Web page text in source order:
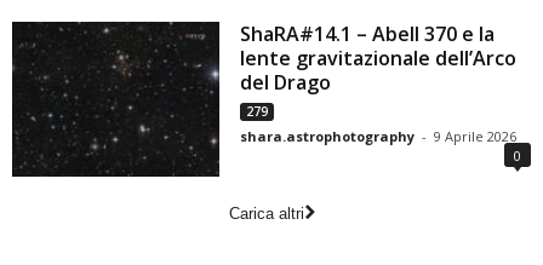
ShaRA#14.1 – Abell 370 e la
lente gravitazionale dell’Arco
del Drago
279
shara.astrophotography - 9 Aprile 2026
0
Carica altri